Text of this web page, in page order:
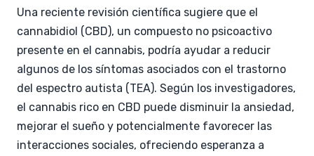
Una reciente revisión científica sugiere que el
cannabidiol (CBD), un compuesto no psicoactivo
presente en el cannabis, podría ayudar a reducir
algunos de los síntomas asociados con el trastorno
del espectro autista (TEA). Según los investigadores,
el cannabis rico en CBD puede disminuir la ansiedad,
mejorar el sueño y potencialmente favorecer las
interacciones sociales, ofreciendo esperanza a